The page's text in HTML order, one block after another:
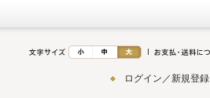
ログイン／新規登録